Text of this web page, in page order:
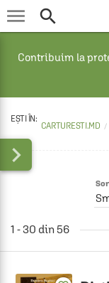
 
Contribuim la
CARTURESTI.MD

1 - 30 din 56